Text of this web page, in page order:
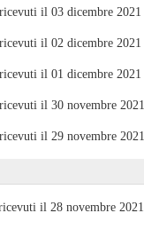
il 03 dicembre 2021
il 02 dicembre 2021
il 01 dicembre 2021
il 30 novembre 2021
il 29 novembre 2021
il 28 novembre 2021